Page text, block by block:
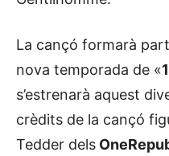
La cançó formarà
nova temporada de «
s’estrenarà aquest
crèdits de la cançó
Tedder dels